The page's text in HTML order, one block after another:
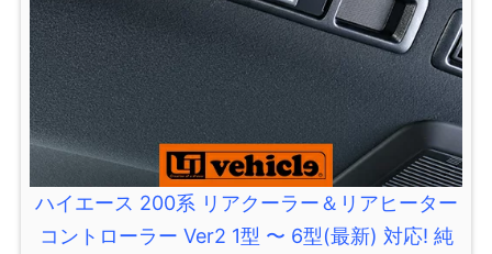
ハイエース 200系 リアクーラー＆リアヒーター
コントローラー Ver2 1型 〜 6型(最新) 対応! 純